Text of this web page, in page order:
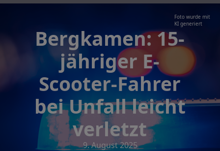
Foto wurde mit
KI generiert
Bergkamen: 15-
jähriger E-
Scooter-Fahrer
bei Unfall leicht
verletzt
9. August 2025